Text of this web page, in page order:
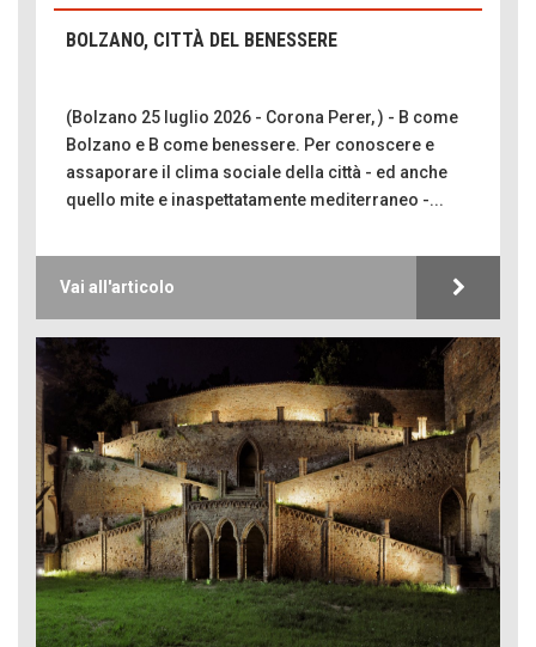
BOLZANO, CITTÀ DEL BENESSERE
(Bolzano 25 luglio 2026 - Corona Perer, ) - B come
Bolzano e B come benessere. Per conoscere e
assaporare il clima sociale della città - ed anche
quello mite e inaspettatamente mediterraneo -...
Vai all'articolo